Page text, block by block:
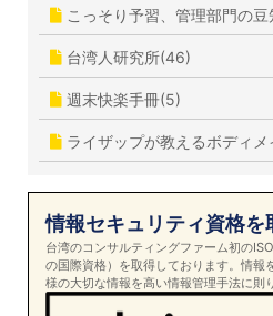
こっそり予習、管理部門の
台湾人研究所(46)
週末快楽手冊(5)
ライザップが教えるボディ
情報セキュリティ資格を
台湾のコンサルティングファーム初の
の国際資格）を取得しております。情報
様の大切な情報を高い情報管理手法に則